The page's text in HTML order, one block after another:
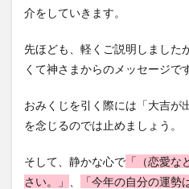
介をしていきます。
先ほども、軽くご説明しました
くて神さまからのメッセージです
おみくじを引く際には「大吉が
を念じるのでは止めましょう。
そして、静かな心で 「（恋愛
さい。」
「今年の自分の運勢